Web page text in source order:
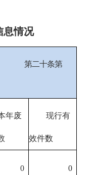
息情况
第二十条第
年废 现行有
效件数
0 0